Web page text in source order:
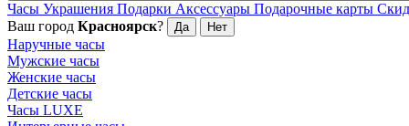
Часы Украшения Подарки Аксессуары Подарочные карты
Ваш город Красноярск? Да Нет
Наручные часы
Мужские часы
Женские часы
Детские часы
Часы LUXE